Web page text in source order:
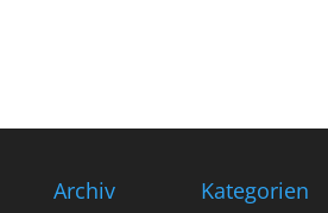
Archiv Kategorien